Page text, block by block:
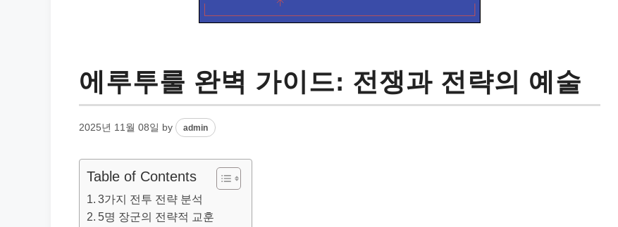
에루투룰 완벽 가이드: 전쟁과 전략의 예술
2025년 11월 08일 by admin
Table of Contents
3가지 전투 전략 분석
5명 장군의 전략적 교훈